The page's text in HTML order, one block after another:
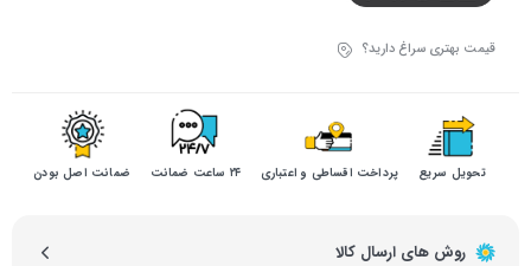
قیمت بهتری سراغ دارید؟
تحویل سریع پرداخت اقساطی و اعتباری ۲۴ ساعت ضمانت ضمانت اصل بودن
روش های ارسال کالا